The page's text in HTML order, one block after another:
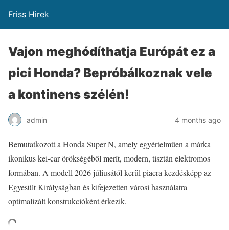
Friss Hirek
Vajon meghódíthatja Európát ez a
pici Honda? Bepróbálkoznak vele
a kontinens szélén!
admin 4 months ago
Bemutatkozott a Honda Super N, amely egyértelműen a márka
ikonikus kei-car örökségéből merít, modern, tisztán elektromos
formában. A modell 2026 júliusától kerül piacra kezdésképp az
Egyesült Királyságban és kifejezetten városi használatra
optimalizált konstrukcióként érkezik.